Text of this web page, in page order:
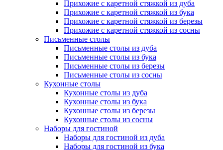
Прихожие с каретной стяжкой из дуба
Прихожие с каретной стяжкой из бука
Прихожие с каретной стяжкой из березы
Прихожие с каретной стяжкой из сосны
Письменные столы
Письменные столы из дуба
Письменные столы из бука
Письменные столы из березы
Письменные столы из сосны
Кухонные столы
Кухонные столы из дуба
Кухонные столы из бука
Кухонные столы из березы
Кухонные столы из сосны
Наборы для гостиной
Наборы для гостиной из дуба
Наборы для гостиной из бука